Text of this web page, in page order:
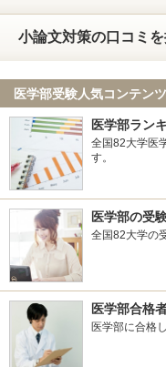
小論文対策の口コミ
医学部受験人気コンテンツ
医学部ラン
全国82大学医
す。
医学部の受
全国82大学の
医学部合格
医学部に合格